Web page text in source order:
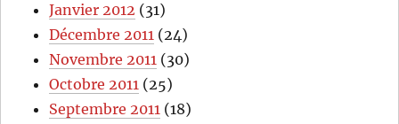
Janvier 2012 (31)
Décembre 2011 (24)
Novembre 2011 (30)
Octobre 2011 (25)
Septembre 2011 (18)